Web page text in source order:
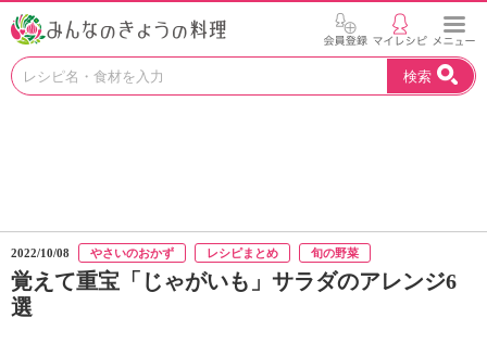
お
つ
け
検索
2022/10/08 やさいのおかず レシピまとめ 旬の野菜
覚えて重宝「じゃがいも」サラダのアレンジ6
選